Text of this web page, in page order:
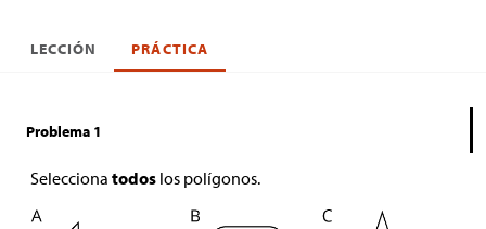
LECCIÓN PRÁCTICA
Problema 1
Selecciona todos los polígonos.